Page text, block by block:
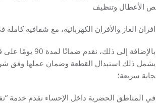
ص الأعطال وتنظيف
افران الغاز والأفران الكهربائية، مع شفافية كاملة
بالإضافة إلى ذلك،
يشمل ذلك استبدال القطعة وضمان عملها وفق
جابة سريعة؛
في المناطق الحضرية داخل الإحساء نقدم خدمة